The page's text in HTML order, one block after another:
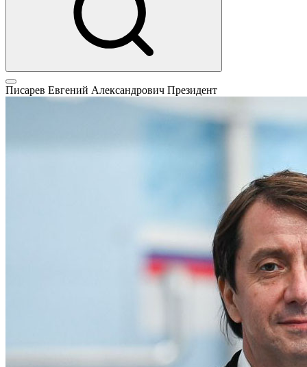
Писарев Евгений Александрович Президент